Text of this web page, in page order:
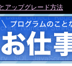
アップグレード方法